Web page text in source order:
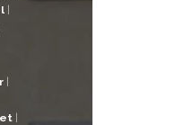
|
|
|